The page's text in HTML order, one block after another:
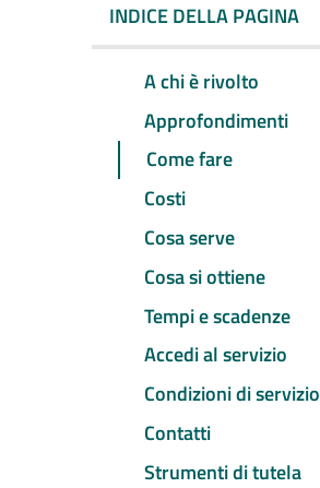
INDICE DELLA PAGINA
A chi è rivolto
Approfondimenti
Come fare
Costi
Cosa serve
Cosa si ottiene
Tempi e scadenze
Accedi al servizio
Condizioni di servizio
Contatti
Strumenti di tutela